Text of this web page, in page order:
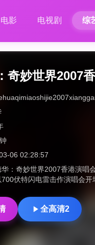
电影 电视剧 综
奇妙世界2007
06 02:28:57
华：奇妙世界2007香港演
700伏特闪电雷击作演唱会开
全高清2